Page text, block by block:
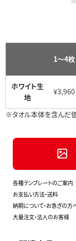
1～4枚
ホワイト生
地
¥3,960
※タオル本体を含んだ価
各種テンプレートのご案内
お支払い方法・送料
納期について・お急ぎの方
大量注文・法人のお客様